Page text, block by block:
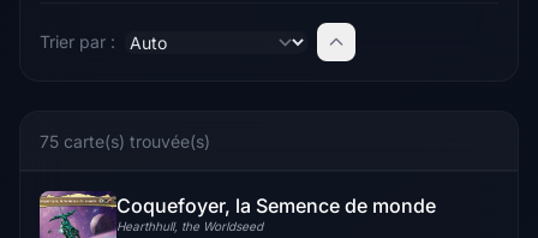
Trier par :
75 carte(s) trouvée(s)
Coquefoyer, la Semence de monde
Hearthhull, the Worldseed